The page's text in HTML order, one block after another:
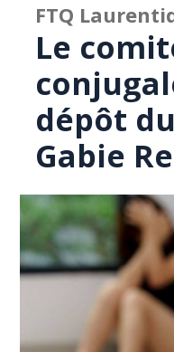
FTQ
Le
dépôt
Gabie